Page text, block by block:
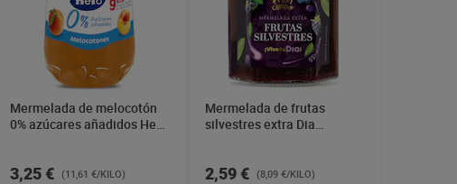
Mermelada de melocotón
0% azúcares añadidos Hero
3,25 € (11,61 €/KILO)
Mermelada de frutas
silvestres extra Dia
2,59 € (8,09 €/KILO)